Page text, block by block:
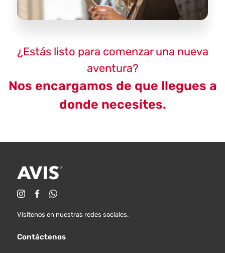
¿Estás listo para comenzar una nueva
aventura?
Nos encargamos de que llegues a
donde necesites.
Visítenos en nuestras redes sociales.
Contáctenos